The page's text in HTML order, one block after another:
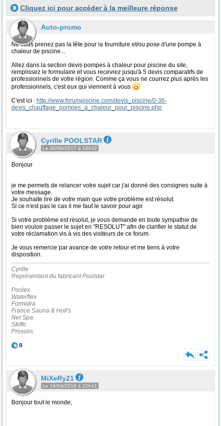
Cliquez ici pour accéder à la meilleure réponse
Auto-promo
Ne vous prenez pas la tête pour la fourniture et/ou pose d'une pompe à
chaleur de piscine...
Allez dans la section devis pompes à chaleur pour piscine du site,
remplissez le formulaire et vous recevrez jusqu'à 5 devis comparatifs de
professionnels de votre région. Comme ça vous ne courrez plus après les
professionnels, c'est eux qui viennent à vous
C'est ici : http://www.forumpiscine.com/devis_piscine/0-36-
devis_chauffage_pompes_a_chaleur_pour_piscine.php
Cyrille POOLSTAR
Le 30/06/2017 à 14h32
Bonjour
je me permets de relancer votre sujet car j'ai donné des consignes suite à
votre message.
Je souhaite lire de votre main que votre problème est résolut.
Si ce n'est pas le cas il me faut le savoir pour agir.
Si votre problème est résolut, je vous demande en toute sympathie de
bien vouloir passer le sujet en "RESOLUT" afin de clarifier le statut de
votre réclamation vis à vis des visiteurs de ce forum.
Je vous remercie par avance de votre retour et me tiens à votre
disposition.
Cyrille
Représentant du fabricant Poolstar
Poolex
Waterflex
Formidra
France Sauna & Holl's
Net Spa
Skiffo
Prosolis
0
MiXeRy21
Le 19/04/2018 à 22h41
Bonjour tout le monde,